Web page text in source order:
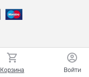
Корзина Войти